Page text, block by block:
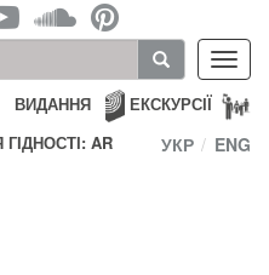
ЕКСКУРСІЇ
ВИДАННЯ
AR
УКР ENG